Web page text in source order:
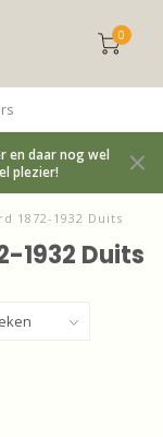
0
en daar nog wel
plezier!
1872-1932 Duits
1932 Duits